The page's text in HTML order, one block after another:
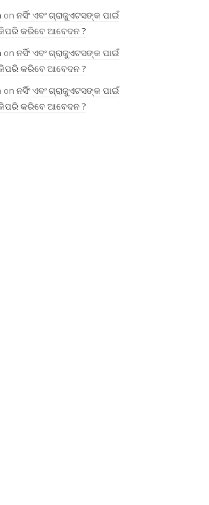
on ନର୍ସିଂ ଏବଂ ଗ୍ରାଜୁଏଟସଙ୍କ ପାଇଁ
କରିବେ ଆବେଦନ ?
on ନର୍ସିଂ ଏବଂ ଗ୍ରାଜୁଏଟସଙ୍କ ପାଇଁ
କରିବେ ଆବେଦନ ?
on ନର୍ସିଂ ଏବଂ ଗ୍ରାଜୁଏଟସଙ୍କ ପାଇଁ
କରିବେ ଆବେଦନ ?